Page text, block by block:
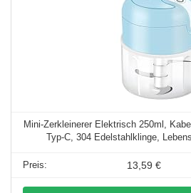
Mini-Zerkleinerer Elektrisch 250ml,
Typ-C, 304 Edelstahlklinge,
13,59 €